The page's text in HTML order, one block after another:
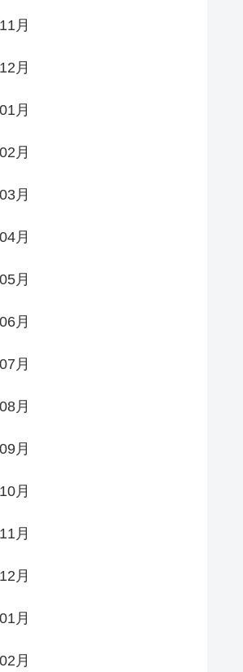
月
月
月
月
月
月
月
月
月
月
月
月
月
月
月
月